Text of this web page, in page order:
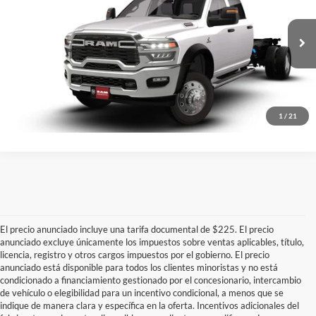
1 / 21
Platinum Chrysler Dodge RAM Jeep
3C7WRNFL7TG350095Valores:D260747Modelo:
Ext. Int.
More
Confirmar Si Está Disponible
Haz click para llamarnos
El precio anunciado incluye una tarifa documental de $225. El precio
anunciado excluye únicamente los impuestos sobre ventas aplicables, título,
licencia, registro y otros cargos impuestos por el gobierno. El precio
anunciado está disponible para todos los clientes minoristas y no está
condicionado a financiamiento gestionado por el concesionario, intercambio
de vehículo o elegibilidad para un incentivo condicional, a menos que se
indique de manera clara y específica en la oferta. Incentivos adicionales del